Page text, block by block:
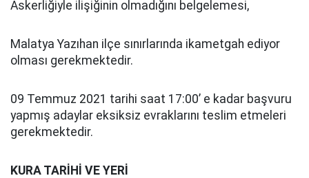
Askerliğiyle ilişiğinin olmadığını belgelemesi,
Malatya Yazıhan ilçe sınırlarında ikametgah ediyor
olması gerekmektedir.
09 Temmuz 2021 tarihi saat 17:00’ e kadar başvuru
yapmış adaylar eksiksiz evraklarını teslim etmeleri
gerekmektedir.
KURA TARİHİ VE YERİ